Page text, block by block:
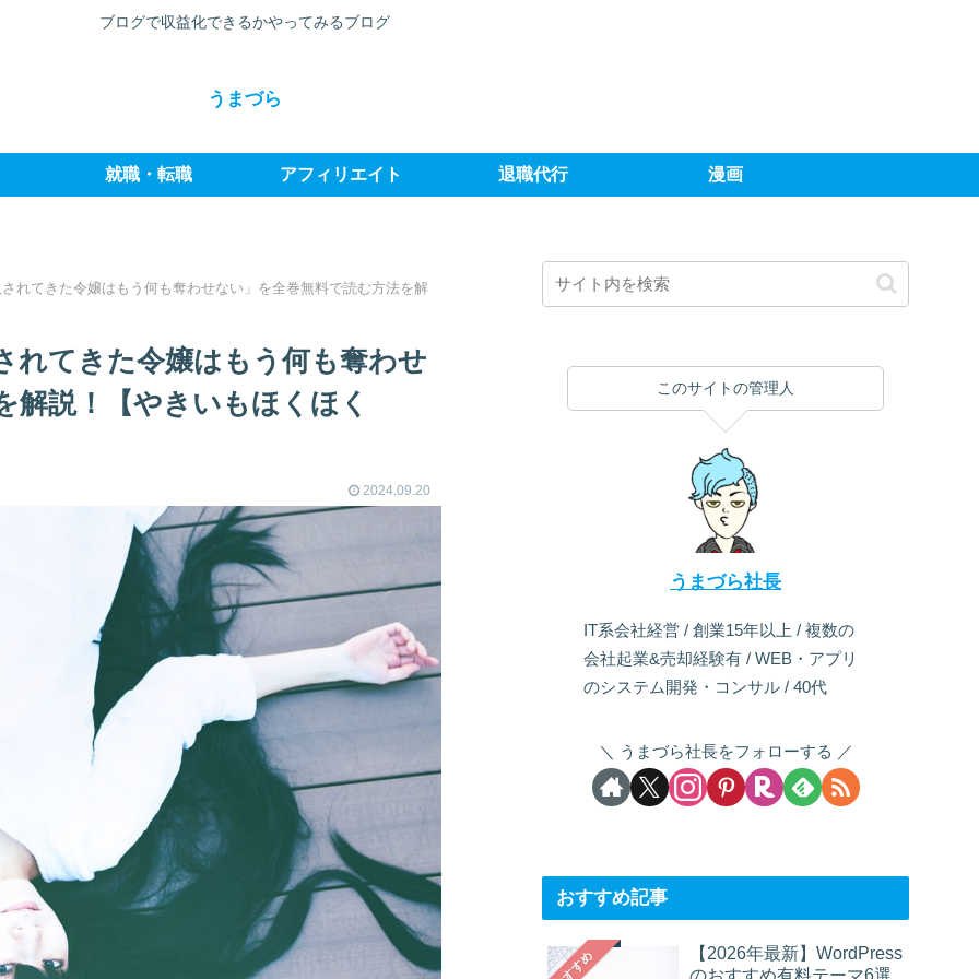
ブログで収益化できるかやってみるブログ
うまづら
就職・転職 アフィリエイト 退職代行 漫画
れてきた令嬢はもう何も奪わせない」を全巻無料で読む方法を解
れてきた令嬢はもう何も奪わせ
解説！【やきいもほくほく
2024.09.20
このサイトの管理人
うまづら社長
IT系会社経営 / 創業15年以上 / 複数の
会社起業&売却経験有 / WEB・アプリ
のシステム開発・コンサル / 40代
うまづら社長をフォローする
おすすめ記事
【2026年最新】WordPress
のおすすめ有料テーマ6選